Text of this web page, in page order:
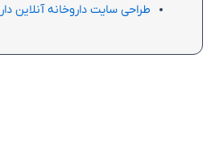
طراحی سایت داروخانه آنلاین دارو 20 دکتر راضیه